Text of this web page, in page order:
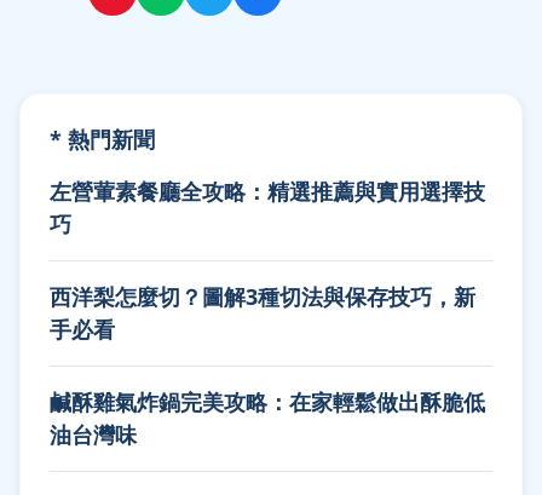
* 熱門新聞
左營葷素餐廳全攻略：精選推薦與實用選擇技
巧
西洋梨怎麼切？圖解3種切法與保存技巧，新
手必看
鹹酥雞氣炸鍋完美攻略：在家輕鬆做出酥脆低
油台灣味